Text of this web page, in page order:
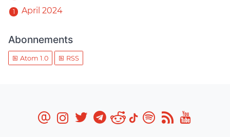
1 April 2024
Abonnements
Atom 1.0 RSS